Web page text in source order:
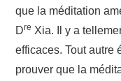
que la méditation
Dre Xia. Il y a
efficaces. Tout autre
prouver que la